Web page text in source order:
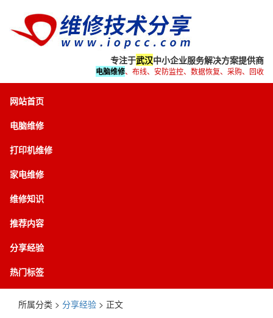
专注于武汉中小企业服务解决方案提供商
电脑维修、布线、安防监控、数据恢复、采购、回收
网站首页
电脑维修
打印机维修
家电维修
维修知识
推荐内容
分享经验
热门标签
所属分类 > 分享经验 > 正文